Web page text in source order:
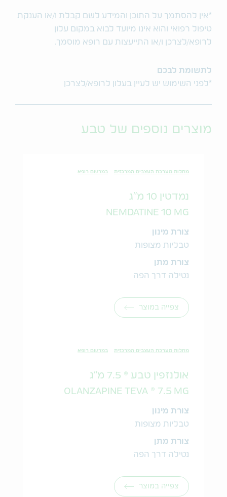
*אין להסתמך על התוכן והמידע לשם קבלת ו/או הענקת
טיפול רפואי והוא אינו מיועד לבוא במקום עלון
לרופא/לצרכן ו/או התייעצות עם רופא מוסמך.
לתשומת לבכם
*לפני השימוש יש לעיין בעלון לרופא/לצרכן
מוצרים נוספים של טבע
מחלות מערכת העצבים המרכזית במרשם רופא
נמדטין 10 מ"ג
NEMDATINE 10 MG
צורת מינון
טבליות מצופות
צורת מתן
נטילה דרך הפה
צפייה במוצר
מחלות מערכת העצבים המרכזית במרשם רופא
אולנזפין טבע ® 7.5 מ"ג
OLANZAPINE TEVA ® 7.5 MG
צורת מינון
טבליות מצופות
צורת מתן
נטילה דרך הפה
צפייה במוצר